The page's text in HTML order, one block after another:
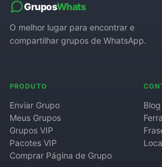
GruposWhats
O melhor lugar para encontrar e
compartilhar grupos de WhatsApp.
PRODUTO
Enviar Grupo
Meus Grupos
Grupos VIP
Pacotes VIP
Comprar Página de Grupo
Blog